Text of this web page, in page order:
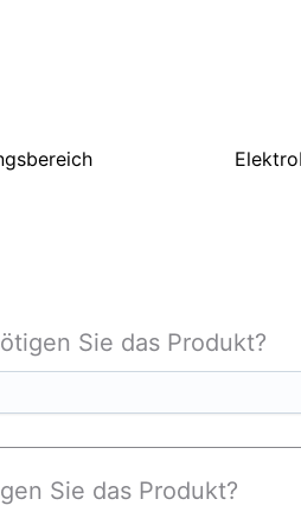
Sie das Produkt?
Sie das Produkt?